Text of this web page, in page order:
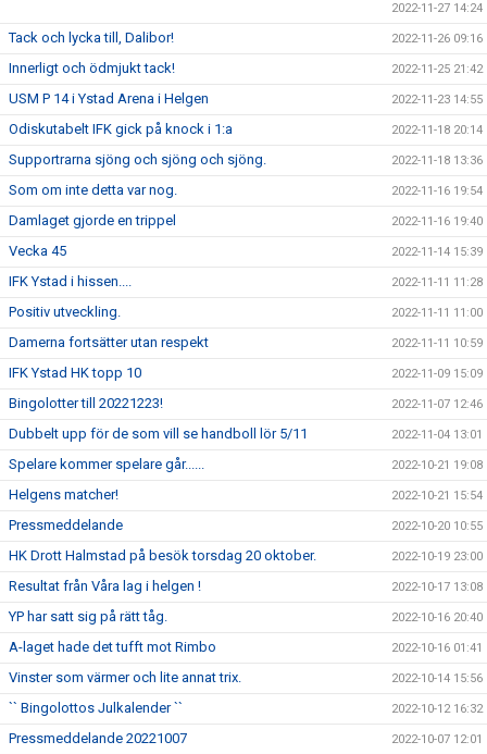
2022-11-27 14:24
Tack och lycka till, Dalibor! 2022-11-26 09:16
Innerligt och ödmjukt tack! 2022-11-25 21:42
USM P 14 i Ystad Arena i Helgen 2022-11-23 14:55
Odiskutabelt IFK gick på knock i 1:a 2022-11-18 20:14
Supportrarna sjöng och sjöng och sjöng. 2022-11-18 13:36
Som om inte detta var nog. 2022-11-16 19:54
Damlaget gjorde en trippel 2022-11-16 19:40
Vecka 45 2022-11-14 15:39
IFK Ystad i hissen.... 2022-11-11 11:28
Positiv utveckling. 2022-11-11 11:00
Damerna fortsätter utan respekt 2022-11-11 10:59
IFK Ystad HK topp 10 2022-11-09 15:09
Bingolotter till 20221223! 2022-11-07 12:46
Dubbelt upp för de som vill se handboll lör 5/11 2022-11-04 13:01
Spelare kommer spelare går...... 2022-10-21 19:08
Helgens matcher! 2022-10-21 15:54
Pressmeddelande 2022-10-20 10:55
HK Drott Halmstad på besök torsdag 20 oktober. 2022-10-19 23:00
Resultat från Våra lag i helgen ! 2022-10-17 13:08
YP har satt sig på rätt tåg. 2022-10-16 20:40
A-laget hade det tufft mot Rimbo 2022-10-16 01:41
Vinster som värmer och lite annat trix. 2022-10-14 15:56
`` Bingolottos Julkalender `` 2022-10-12 16:32
Pressmeddelande 20221007 2022-10-07 12:01